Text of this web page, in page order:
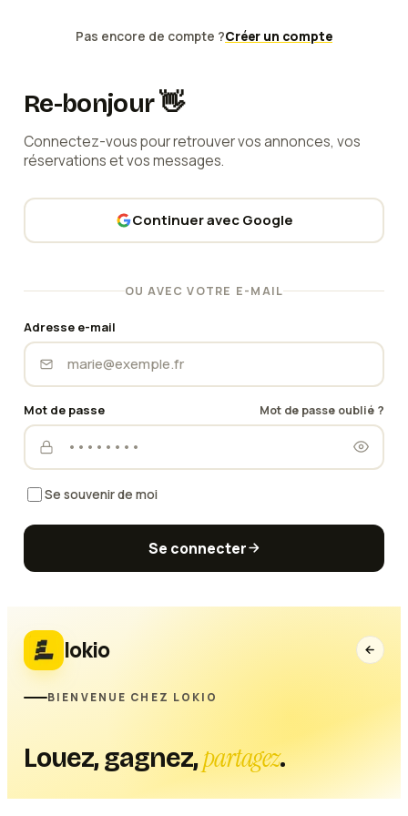
lokio
BIENVENUE CHEZ LOKIO
Louez, gagnez,partagez.
Pas encore de compte ?Créer un compte
Re-bonjour 👋
Connectez-vous pour retrouver vos annonces, vos
réservations et vos messages.
Continuer avec Google
OU AVEC VOTRE E-MAIL
Adresse e-mail
Mot de passe Mot de passe oublié ?
Se souvenir de moi
Se connecter